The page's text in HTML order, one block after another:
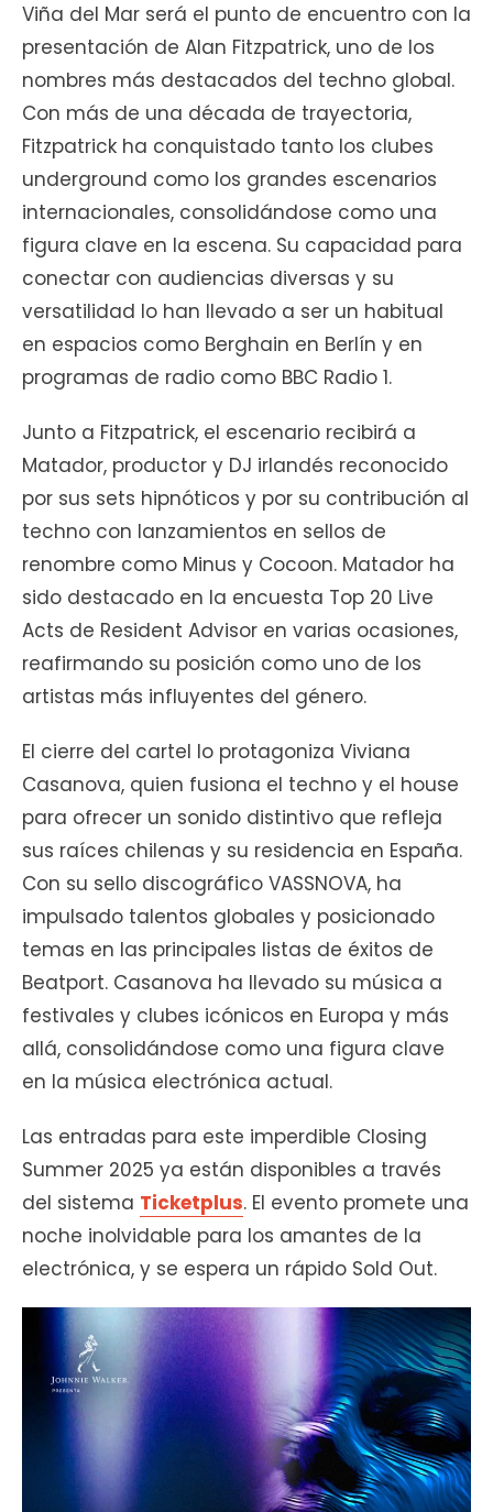
Viña del Mar será el punto de encuentro con la
presentación de Alan Fitzpatrick, uno de los
nombres más destacados del techno global.
Con más de una década de trayectoria,
Fitzpatrick ha conquistado tanto los clubes
underground como los grandes escenarios
internacionales, consolidándose como una
figura clave en la escena. Su capacidad para
conectar con audiencias diversas y su
versatilidad lo han llevado a ser un habitual
en espacios como Berghain en Berlín y en
programas de radio como BBC Radio 1.
Junto a Fitzpatrick, el escenario recibirá a
Matador, productor y DJ irlandés reconocido
por sus sets hipnóticos y por su contribución al
techno con lanzamientos en sellos de
renombre como Minus y Cocoon. Matador ha
sido destacado en la encuesta Top 20 Live
Acts de Resident Advisor en varias ocasiones,
reafirmando su posición como uno de los
artistas más influyentes del género.
El cierre del cartel lo protagoniza Viviana
Casanova, quien fusiona el techno y el house
para ofrecer un sonido distintivo que refleja
sus raíces chilenas y su residencia en España.
Con su sello discográfico VASSNOVA, ha
impulsado talentos globales y posicionado
temas en las principales listas de éxitos de
Beatport. Casanova ha llevado su música a
festivales y clubes icónicos en Europa y más
allá, consolidándose como una figura clave
en la música electrónica actual.
Las entradas para este imperdible Closing
Summer 2025 ya están disponibles a través
del sistema Ticketplus. El evento promete una
noche inolvidable para los amantes de la
electrónica, y se espera un rápido Sold Out.